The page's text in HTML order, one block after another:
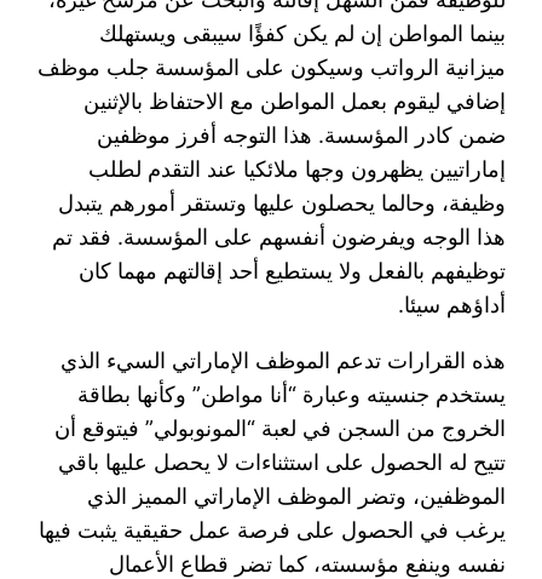
بينما المواطن إن لم يكن كفؤًا سيبقى ويستهلك
ميزانية الرواتب وسيكون على المؤسسة جلب موظف
إضافي ليقوم بعمل المواطن مع الاحتفاظ بالإثنين
ضمن كادر المؤسسة. هذا التوجه أفرز موظفين
إماراتيين يظهرون وجها ملائكيا عند التقدم لطلب
وظيفة، وحالما يحصلون عليها وتستقر أمورهم يتبدل
هذا الوجه ويفرضون أنفسهم على المؤسسة. فقد تم
توظيفهم بالفعل ولا يستطيع أحد إقالتهم مهما كان
أداؤهم سيئا.
هذه القرارات تدعم الموظف الإماراتي السيء الذي
يستخدم جنسيته وعبارة “أنا مواطن” وكأنها بطاقة
الخروج من السجن في لعبة “المونوبولي” فيتوقع أن
تتيح له الحصول على استثناءات لا يحصل عليها باقي
الموظفين، وتضر الموظف الإماراتي المميز الذي
يرغب في الحصول على فرصة عمل حقيقية يثبت فيها
نفسه وينفع مؤسسته، كما تضر قطاع الأعمال